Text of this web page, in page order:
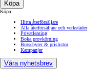
Köpa
Köpa
Hitta återförsäljare
Alla återförsäljare och verkstäder
Privatleasing
Boka provkörning
Broschyrer & prislistor
Kampanjer
Våra nyhetsbrev